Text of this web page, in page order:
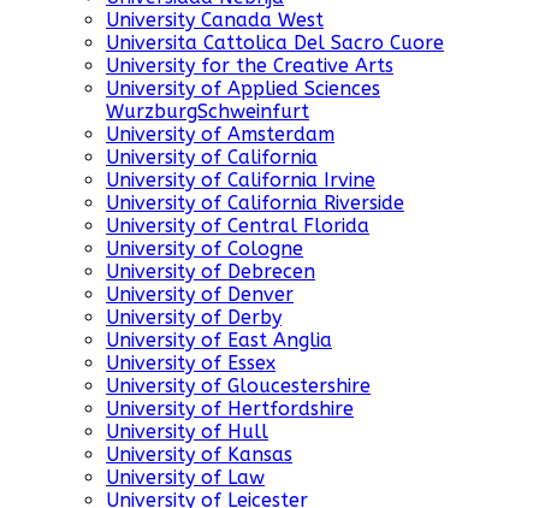
University Canada West
Universita Cattolica Del Sacro Cuore
University for the Creative Arts
University of Applied Sciences
WurzburgSchweinfurt
University of Amsterdam
University of California
University of California Irvine
University of California Riverside
University of Central Florida
University of Cologne
University of Debrecen
University of Denver
University of Derby
University of East Anglia
University of Essex
University of Gloucestershire
University of Hertfordshire
University of Hull
University of Kansas
University of Law
University of Leicester